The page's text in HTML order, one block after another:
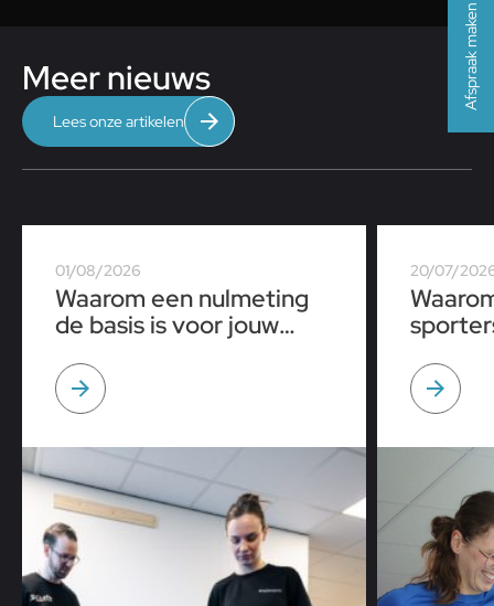
Afspraak maken
Meer nieuws
Lees onze artikelen
01/08/2026
Waarom een nulmeting
de basis is voor jouw
20/07/
op een